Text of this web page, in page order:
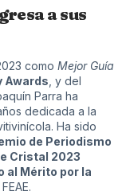
a sus
como Mejor Guía
Awards , y del
Parra ha
dedicada a la
Ha sido
de Periodismo
Cristal 2023
al Mérito por la